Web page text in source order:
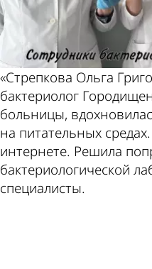
«Стрепкова Ольга
бактериолог
больницы,
на питательных
интернете. Решила
бактериологической
специалисты.